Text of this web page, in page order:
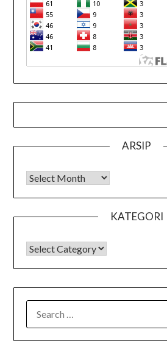
ARSIP
Arsip
KATEGORI
KATEGORI
FOR: